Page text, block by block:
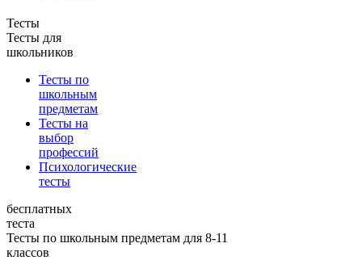
Тесты
Тесты для
школьников
Тесты по
школьным
предметам
Тесты на
выбор
профессий
Психологические
тесты
бесплатных
теста
Тесты по школьным предметам для 8-11
классов